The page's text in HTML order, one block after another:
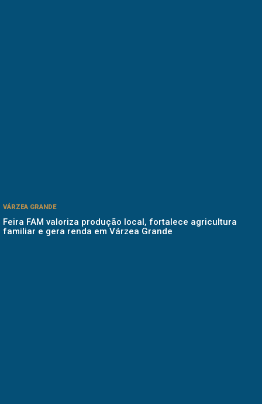
VÁRZEA GRANDE
Feira FAM valoriza produção local, fortalece agricultura
familiar e gera renda em Várzea Grande